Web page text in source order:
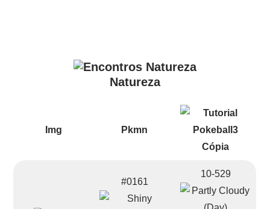
Natureza
Img Pkmn
#0161
10-529